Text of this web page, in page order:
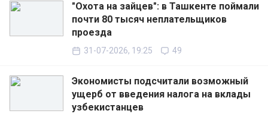
"Охота на зайцев": в Ташкенте поймали
почти 80 тысяч неплательщиков
проезда
31-07-2026, 19:25 49
Экономисты подсчитали возможный
ущерб от введения налога на вклады
узбекистанцев